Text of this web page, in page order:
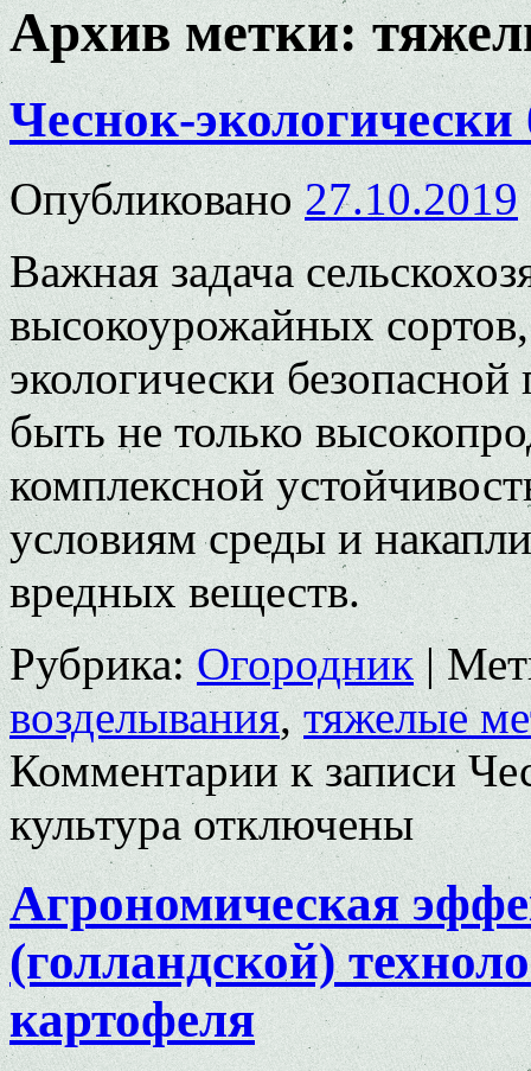
Архив метки:
Чеснок-экологически
Опубликовано 27.10.2019
Важная задача
высокоурожайных
экологически
быть не только
комплексной
условиям среды и
вредных веществ.
Рубрика: Огородник |
возделывания,тяжелые
Комментариик записи
культураотключены
Агрономическая
(голландской)
картофеля